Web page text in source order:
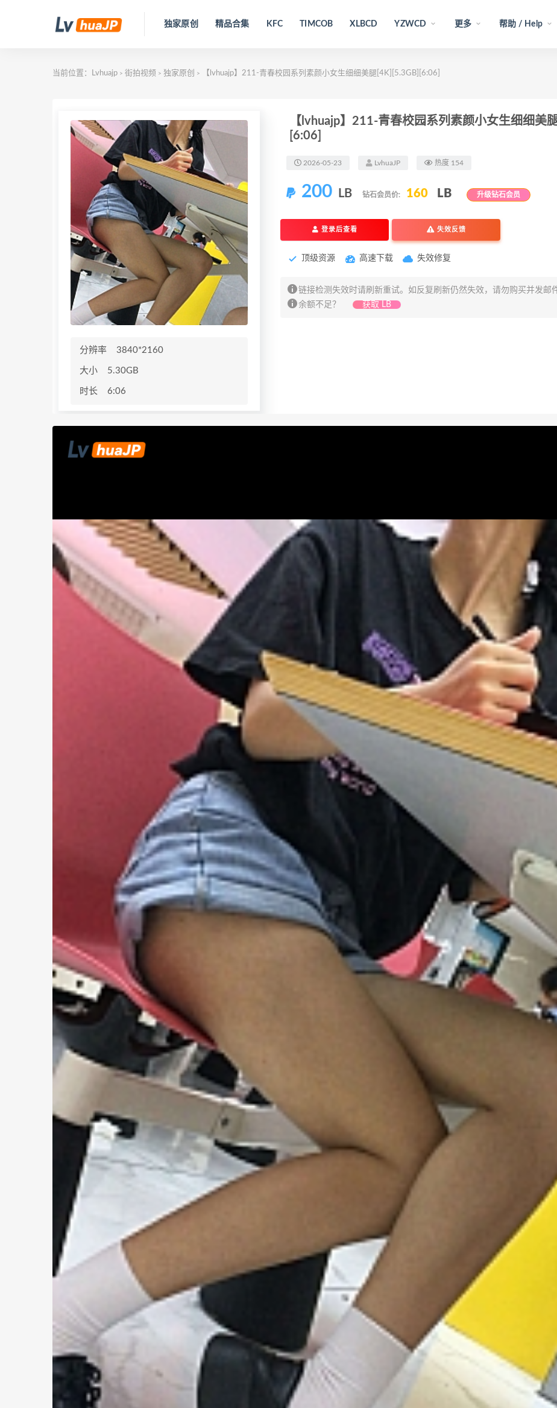
独家原创 精品合集 KFC TIMCOB XLBCD YZWCD 更多 帮助 / Help
当前位置： Lvhuajp > 街拍视频 > 独家原创 > 【lvhuajp】211-青春校园系列素颜小女生细细美腿[4K][5.3GB][6:06]
分辨率 3840*2160
大小 5.30GB
时长 6:06
【lvhuajp】211-青春校园系列素颜小女生细细美
[6:06]
2026-05-23 LvhuaJP 热度 154
200 LB 钻石会员价: 160 LB 升级钻石会员
登录后查看 失效反馈
顶级资源 高速下载 失效修复
链接检测失效时请刷新重试。如反复刷新仍然失效，请勿购买并发邮
余额不足？
获取 LB